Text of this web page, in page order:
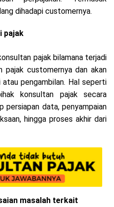
dihadapi customernya.
pajak
pajak bilamana terjadi
pajak customernya dan akan
pengambilan. Hal seperti
konsultan pajak secara
persiapan data, penyampaian
hingga proses akhir dari
masalah terkait